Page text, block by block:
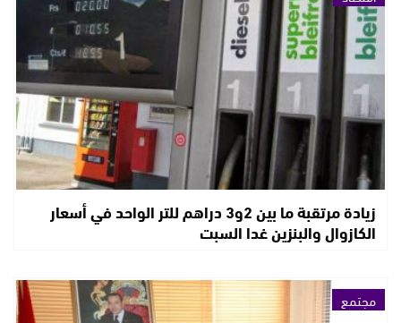
زيادة مرتقبة ما بين 2و3 دراهم للتر الواحد في أسعار
الكازوال والبنزين غدا السبت
مجتمع